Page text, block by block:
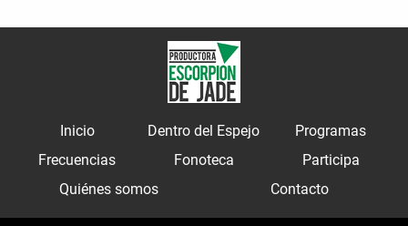
Inicio Dentro del Espejo
Programas
Frecuencias
Fonoteca
Participa
Quiénes somos
Contacto